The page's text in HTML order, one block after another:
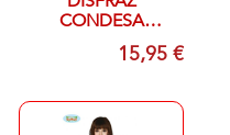
CONDESA
VAMPIRO
INFANTIL T- 3/4
15,95 €